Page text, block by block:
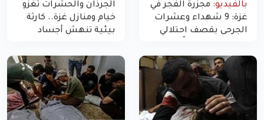
بالفيديو: مجزرة الفجر في
غزة: 9 شهداء وعشرات
الجرحى بقصف احتلالي
الجرذان والحشرات تغزو
خيام ومنازل غزة.. كارثة
بيئية تنهش أجساد